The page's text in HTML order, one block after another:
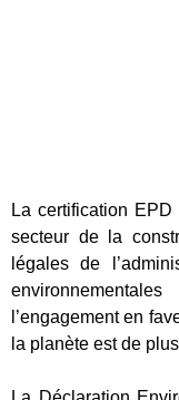
La certification
secteur de la
légales de
l’engagement en
la planète est de